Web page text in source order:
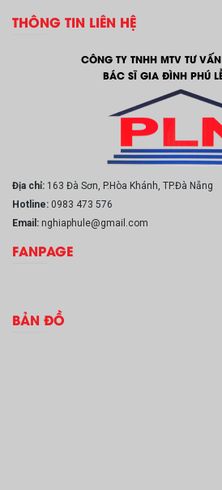
THÔNG TIN LIÊN HỆ
CÔNG TY TNHH MTV TƯ
BÁC SĨ GIA ĐÌNH PHÚ
Địa chỉ: 163 Đà Sơn, P.Hòa Khánh, TP.Đà Nẵng
Hotline: 0983 473 576
Email: nghiaphule@gmail.com
FANPAGE
BẢN ĐỒ